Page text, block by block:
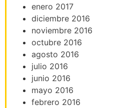
enero 2017
diciembre 2016
noviembre 2016
octubre 2016
agosto 2016
julio 2016
junio 2016
mayo 2016
febrero 2016